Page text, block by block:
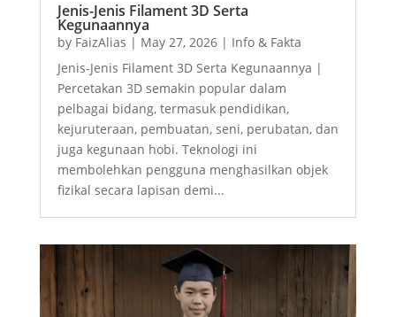
Jenis-Jenis Filament 3D Serta
Kegunaannya
by FaizAlias | May 27, 2026| Info & Fakta
Jenis-Jenis Filament 3D Serta Kegunaannya |
Percetakan 3D semakin popular dalam
pelbagai bidang, termasuk pendidikan,
kejuruteraan, pembuatan, seni, perubatan, dan
juga kegunaan hobi. Teknologi ini
membolehkan pengguna menghasilkan objek
fizikal secara lapisan demi...